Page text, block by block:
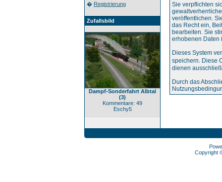
� Registrierung
Zufallsbild
Dampf-Sonderfahrt Albtal
(3)
Kommentare: 49
Eschy5
Sie verpflichten
veröffentlichen.
das Recht ein,
bearbeiten. Sie
erhobenen Daten
Dieses System
speichern. Diese
dienen
Durch das
Copyright